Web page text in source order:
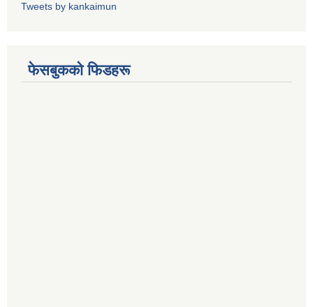
Tweets by kankaimun
फेसबुकको फिडहरू